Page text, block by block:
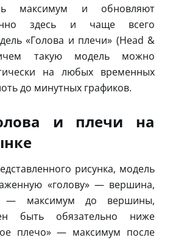
максимум и обновляют
здесь и чаще всего
«Голова и плечи» (Head &
такую модель можно
на любых временных
до минутных графиков.
и плечи на
рисунка, модель
«голову» — вершина,
— максимум до вершины,
быть обязательно ниже
плечо» — максимум после